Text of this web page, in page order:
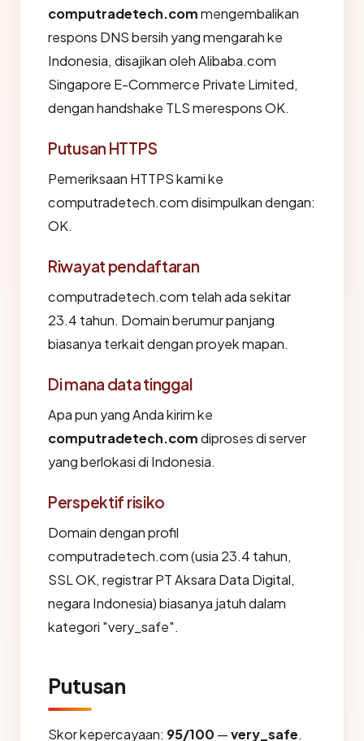
computradetech.commengembalikan
respons DNS bersih yang mengarah ke
Indonesia, disajikan oleh Alibaba.com
Singapore E-Commerce Private Limited,
dengan handshake TLS merespons OK.
Putusan HTTPS
Pemeriksaan HTTPS kami ke
computradetech.com disimpulkan dengan:
OK.
Riwayat pendaftaran
computradetech.com telah ada sekitar
23.4 tahun. Domain berumur panjang
biasanya terkait dengan proyek mapan.
Di mana data tinggal
Apa pun yang Anda kirim ke
computradetech.comdiproses di server
yang berlokasi di Indonesia.
Perspektif risiko
Domain dengan profil
computradetech.com (usia 23.4 tahun,
SSL OK, registrar PT Aksara Data Digital,
negara Indonesia) biasanya jatuh dalam
kategori "very_safe".
Putusan
Skor kepercayaan: 95/100 —very_safe.